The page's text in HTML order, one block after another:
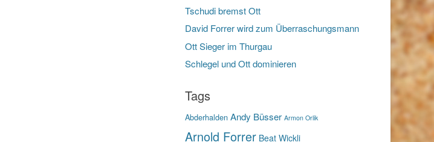
Tschudi bremst Ott
David Forrer wird zum Überraschungsmann
Ott Sieger im Thurgau
Schlegel und Ott dominieren
Tags
Abderhalden Andy Büsser Armon Orlik
Arnold Forrer Beat Wickli